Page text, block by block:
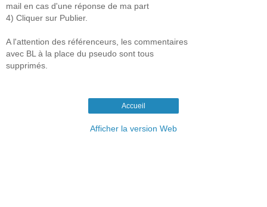
mail en cas d'une réponse de ma part
4) Cliquer sur Publier.
A l'attention des référenceurs, les commentaires
avec BL à la place du pseudo sont tous
supprimés.
Accueil
Afficher la version Web